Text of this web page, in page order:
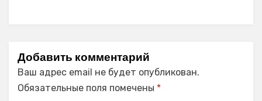
Добавить комментарий
Ваш адрес email не будет опубликован.
Обязательные поля помечены *